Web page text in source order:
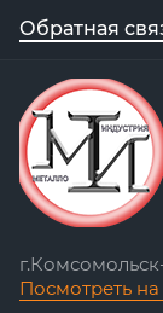
Обратная
Посмотреть на